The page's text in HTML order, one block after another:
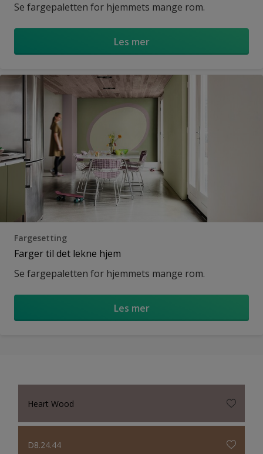
Se fargepaletten for hjemmets mange rom.
Les mer
Fargesetting
Farger til det lekne hjem
Se fargepaletten for hjemmets mange rom.
Les mer
Heart Wood
D8.24.44